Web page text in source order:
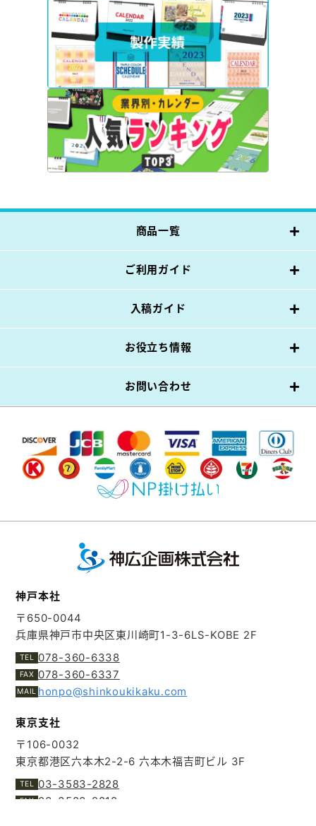
商品一覧
ご利用ガイド
入稿ガイド
お役立ち情報
お問い合わせ
神戸本社
〒650-0044
兵庫県神戸市中央区東川崎町1-3-6LS-KOBE 2F
078-360-6338
078-360-6337
honpo@shinkoukikaku.com
東京支社
〒106-0032
東京都港区六本木2-2-6 六本木福吉町ビル 3F
03-3583-2828
03-3583-2818